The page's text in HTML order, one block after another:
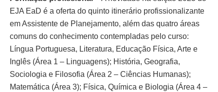
EJA EaD é a oferta do quinto itinerário profissionalizante
em Assistente de Planejamento, além das quatro áreas
comuns do conhecimento contempladas pelo curso:
Língua Portuguesa, Literatura, Educação Física, Arte e
Inglês (Área 1 – Linguagens); História, Geografia,
Sociologia e Filosofia (Área 2 – Ciências Humanas);
Matemática (Área 3); Física, Química e Biologia (Área 4 –